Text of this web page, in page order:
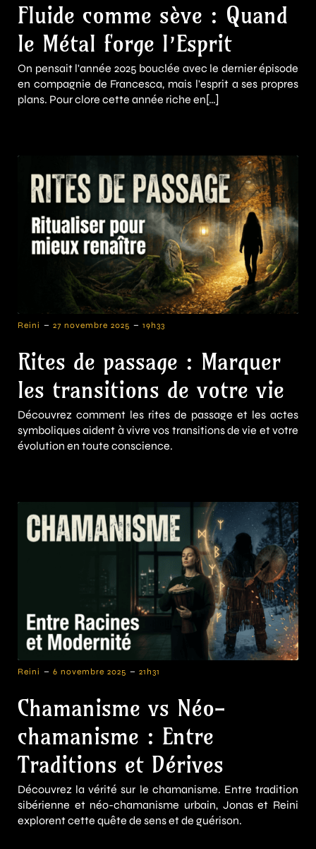
Fluide comme sève : Quand
le Métal forge l’Esprit
On pensait l'année 2025 bouclée avec le dernier épisode
en compagnie de Francesca, mais l'esprit a ses propres
plans. Pour clore cette année riche en[…]
Reini - 27 novembre 2025 - 19h33
Rites de passage : Marquer
les transitions de votre vie
Découvrez comment les rites de passage et les actes
symboliques aident à vivre vos transitions de vie et votre
évolution en toute conscience.
Reini - 6 novembre 2025 - 21h31
Chamanisme vs Néo-
chamanisme : Entre
Traditions et Dérives
Découvrez la vérité sur le chamanisme. Entre tradition
sibérienne et néo-chamanisme urbain, Jonas et Reini
explorent cette quête de sens et de guérison.